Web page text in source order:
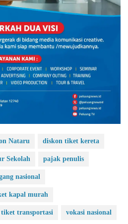
Nataru diskon tiket kereta
Sekolah pajak penulis
nasional
kapal murah
tiket transportasi vokasi nasional